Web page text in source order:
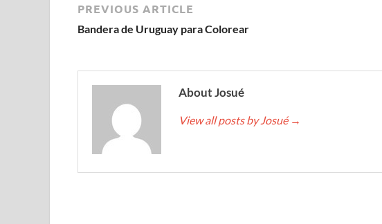
PREVIOUS ARTICLE
Bandera de Uruguay para Colorear
About Josué
View all posts by Josué →